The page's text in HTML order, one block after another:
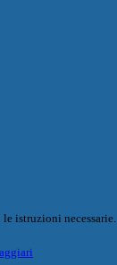
istruzioni necessarie.